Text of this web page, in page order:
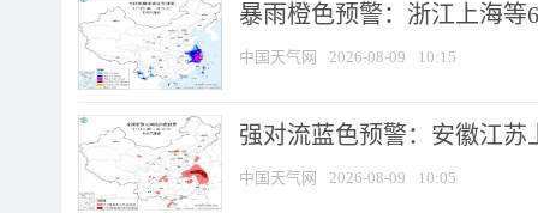
暴雨橙色预警：浙江上海等
中国天气网 2026-08-09 10:15
强对流蓝色预警：安徽江苏
中国天气网 2026-08-09 10:05